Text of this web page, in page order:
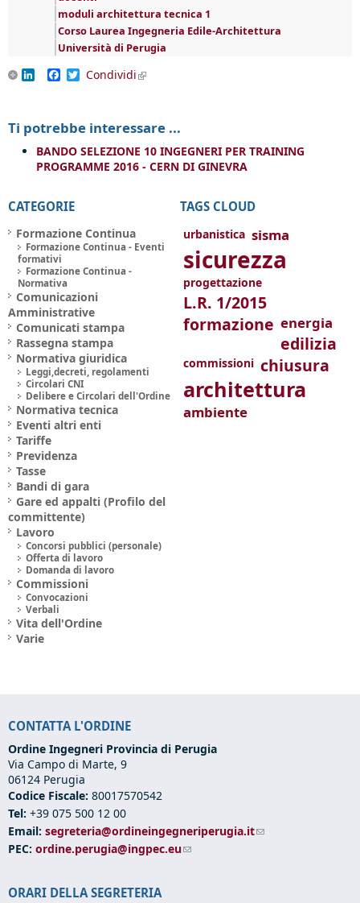
moduli architettura tecnica 1
Corso Laurea Ingegneria Edile-Architettura
Università di Perugia
LinkedInFacebook
Twitter
Condividi(link is external)
Ti potrebbe interessare ...
BANDO SELEZIONE 10 INGEGNERI PER TRAINING
PROGRAMME 2016 - CERN DI GINEVRA
CATEGORIE
Formazione Continua
Formazione Continua - Eventi
formativi
Formazione Continua -
Normativa
Comunicazioni
Amministrative
Comunicati stampa
Rassegna stampa
Normativa giuridica
Leggi,decreti, regolamenti
Circolari CNI
Delibere e Circolari dell'Ordine
Normativa tecnica
Eventi altri enti
Tariffe
Previdenza
Tasse
Bandi di gara
Gare ed appalti (Profilo del
committente)
Lavoro
Concorsi pubblici (personale)
Offerta di lavoro
Domanda di lavoro
Commissioni
Convocazioni
Verbali
Vita dell'Ordine
Varie
TAGS CLOUD
urbanistica sisma
sicurezza
progettazione
L.R. 1/2015
formazione energia
edilizia
commissioni chiusura
architettura
ambiente
CONTATTA L'ORDINE
Ordine Ingegneri Provincia di Perugia
Via Campo di Marte, 9
06124 Perugia
Codice Fiscale: 80017570542
Tel: +39 075 500 12 00
Email: segreteria@ordineingegneriperugia.it(link sends e-mail)
PEC: ordine.perugia@ingpec.eu(link sends e-mail)
ORARI DELLA SEGRETERIA